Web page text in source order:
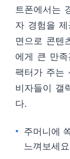
트폰에서는
자 경험을
면으로 콘텐
에게 큰 만
팩터가 주는
비자들이 갤
다.
주머니에
느껴보세